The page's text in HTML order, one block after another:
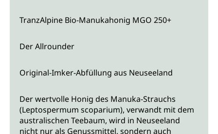
TranzAlpine Bio-Manukahonig MGO 250+
Der Allrounder
Original-Imker-Abfüllung aus Neuseeland
Der wertvolle Honig des Manuka-Strauchs
(Leptospermum scoparium), verwandt mit dem
australischen Teebaum, wird in Neuseeland
nicht nur als Genussmittel, sondern auch